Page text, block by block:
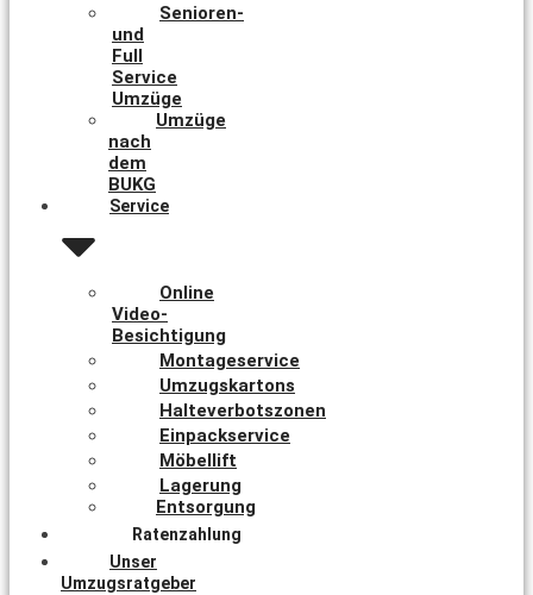
Senioren-
und
Full
Service
Umzüge
Umzüge
nach
dem
BUKG
Service
Online
Video-
Besichtigung
Montageservice
Umzugskartons
Halteverbotszonen
Einpackservice
Möbellift
Lagerung
Entsorgung
Ratenzahlung
Unser
Umzugsratgeber